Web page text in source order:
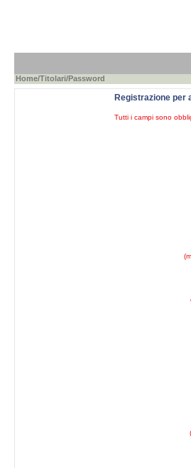
Home/Titolari/Password
Registrazione per
Tutti i campi sono